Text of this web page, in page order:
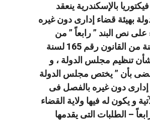
بالإسكندرية ينعقد
بهيئة قضاء إدارى دون غيره
على نص البند ” رابعاً ” من
المادة الثامنة من القانون رقم 165 لسنة
فى شأن تنظيم مجلس الدولة ، و
بأن ” يختص مجلس الدولة
إدارى دون غيره بالفصل فى
و يكون له فيها ولاية القضاء
– الطلبات التى يقدمها